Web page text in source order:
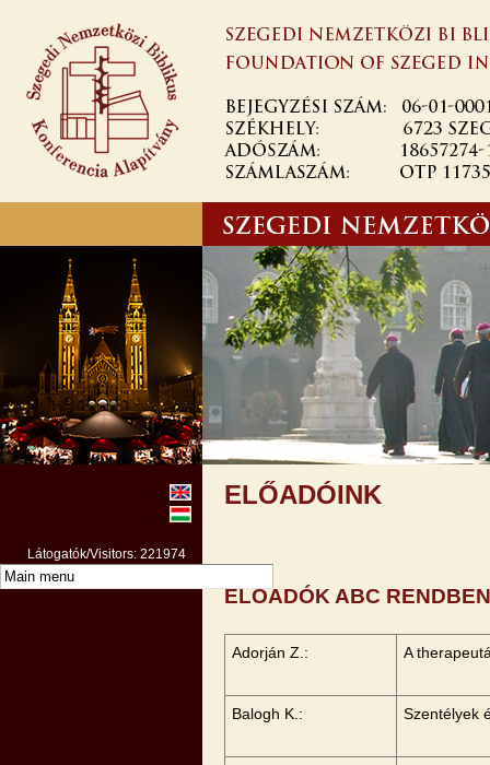
ELŐADÓINK
ELŐADÓK ABC RENDBEN
Adorján Z.: A
Balogh K.: Szentélyek
Látogatók/Visitors: 221974